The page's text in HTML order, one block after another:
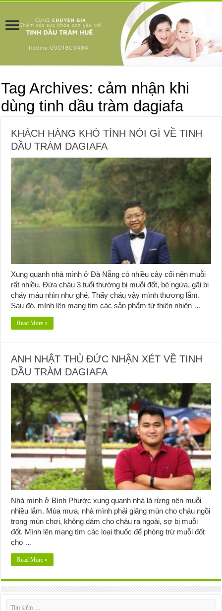
Tag Archives: cảm nhận khi
dùng tinh dầu tràm dagiafa
KHÁCH HÀNG KHÓ TÍNH NÓI GÌ VỀ TINH
DẦU TRÀM DAGIAFA
Xung quanh nhà mình ở Đà Nẵng có nhiều cây cối nên muỗi
rất nhiều. Đứa cháu 3 tuổi thường bị muỗi đốt, bé ngứa, gãi bị
chảy máu nhìn như ghẻ. Thấy cháu vậy mình thương lắm.
Sau đó, mình lên mạng tìm các sản phẩm từ thiên nhiên …
Read More »
ANH NHẬT THỦ ĐỨC NHẬN XÉT VỀ TINH
DẦU TRÀM DAGIAFA
Nhà mình ở Bình Phước xung quanh nhà là rừng nên muỗi
nhiều lắm. Mùa mưa, nhà mình phải giăng mùn cho cháu ngồi
trong mùn chơi, không dám cho cháu ra ngoài, sợ bị muỗi
đốt. Mình lên mạng tìm các loại thuốc để phòng trừ muỗi đốt
cho …
Read More »